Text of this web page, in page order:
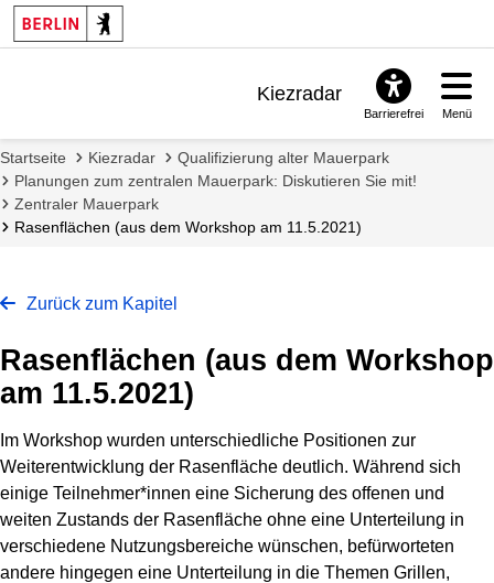
Kiezradar
FAQ & Support
Barrierefrei Menü
Startseite Kiezradar
Qualifizierung alter Mauerpark
Planungen zum zentralen Mauerpark: Diskutieren Sie mit!
Zentraler Mauerpark
Rasenflächen (aus dem Workshop am 11.5.2021)
Zurück zum Kapitel
Rasenflächen (aus dem Workshop
am 11.5.2021)
Im Workshop wurden unterschiedliche Positionen zur
Weiterentwicklung der Rasenfläche deutlich. Während sich
einige Teilnehmer*innen eine Sicherung des offenen und
weiten Zustands der Rasenfläche ohne eine Unterteilung in
verschiedene Nutzungsbereiche wünschen, befürworteten
andere hingegen eine Unterteilung in die Themen Grillen,